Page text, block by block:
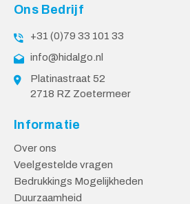
Ons Bedrijf
+31 (0)79 33 101 33
info@hidalgo.nl
Platinastraat 52
2718 RZ Zoetermeer
Informatie
Over ons
Veelgestelde vragen
Bedrukkings Mogelijkheden
Duurzaamheid